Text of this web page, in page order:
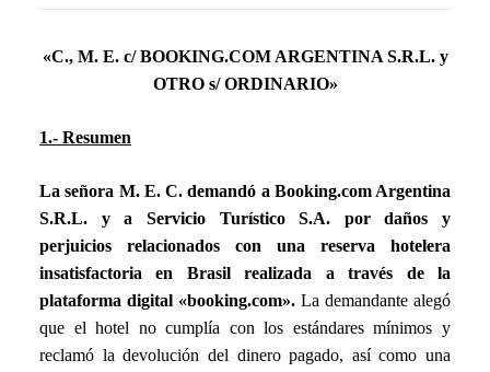
«C., M. E. c/ BOOKING.COM ARGENTINA S.R.L. y
OTRO s/ ORDINARIO»
1.- Resumen
La señora M. E. C. demandó a Booking.com Argentina
S.R.L. y a Servicio Turístico S.A. por daños y
perjuicios relacionados con una reserva hotelera
insatisfactoria en Brasil realizada a través de la
plataforma digital «booking.com». La demandante alegó
que el hotel no cumplía con los estándares mínimos y
reclamó la devolución del dinero pagado, así como una